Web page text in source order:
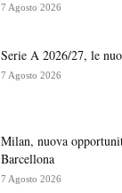
7 Agosto 2026
Serie A 2026/27, le
7 Agosto 2026
Milan, nuova
Barcellona
7 Agosto 2026